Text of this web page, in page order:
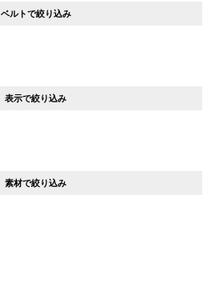
ベルトで絞り込み
表示で絞り込み
素材で絞り込み